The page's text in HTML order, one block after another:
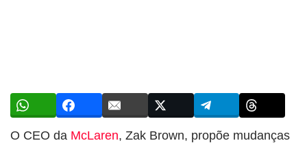
O CEO da McLaren, Zak Brown, propõe mudanças